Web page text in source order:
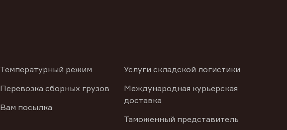
Температурный режим
Перевозка сборных грузов
Вам посылка
Услуги складской логистики
Международная курьерская
доставка
Таможенный представитель